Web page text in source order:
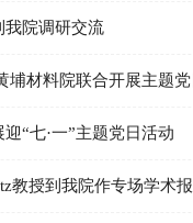
我院调研交流
埔材料院联合开展主题
“七·一”主题党日活动
教授到我院作专场学术